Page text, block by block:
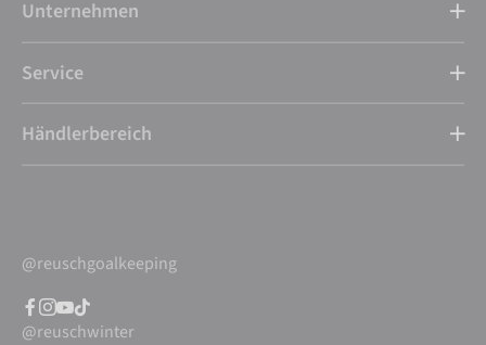
Unternehmen
Service
Händlerbereich
@reuschgoalkeeping
@reuschwinter